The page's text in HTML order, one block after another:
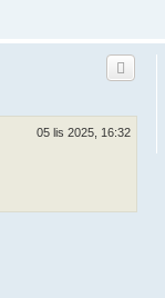
05 lis 2025, 16:32